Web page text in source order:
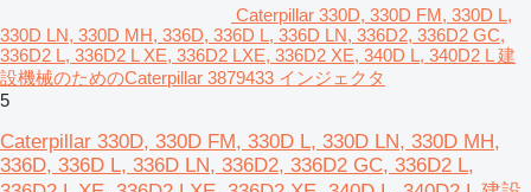
Caterpillar 330D, 330D FM, 330D L,
330D LN, 330D MH, 336D, 336D L, 336D LN, 336D2, 336D2 GC,
336D2 L, 336D2 L XE, 336D2 LXE, 336D2 XE, 340D L, 340D2 L 建
設機械のためのCaterpillar 3879433 インジェクタ
5
Caterpillar 330D, 330D FM, 330D L, 330D LN, 330D MH,
336D, 336D L, 336D LN, 336D2, 336D2 GC, 336D2 L,